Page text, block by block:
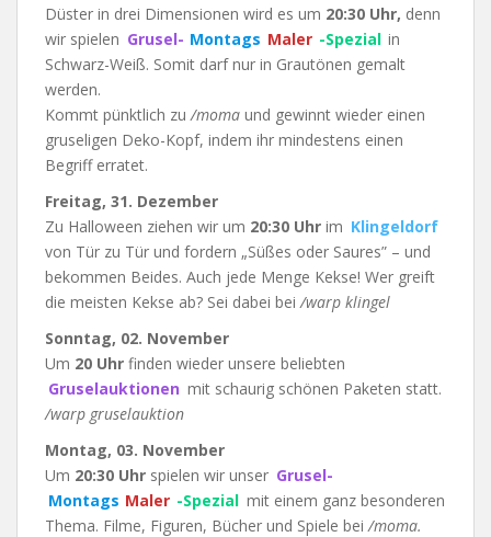
Düster in drei Dimensionen wird es um 20:30 Uhr, denn
wir spielen Grusel- Montags Maler -Spezial in
Schwarz-Weiß. Somit darf nur in Grautönen gemalt
werden.
Kommt pünktlich zu /moma und gewinnt wieder einen
gruseligen Deko-Kopf, indem ihr mindestens einen
Begriff erratet.
Freitag, 31. Dezember
Zu Halloween ziehen wir um 20:30 Uhr im Klingeldorf
von Tür zu Tür und fordern „Süßes oder Saures” – und
bekommen Beides. Auch jede Menge Kekse! Wer greift
die meisten Kekse ab? Sei dabei bei /warp klingel
Sonntag, 02. November
Um 20 Uhr finden wieder unsere beliebten
Gruselauktionen mit schaurig schönen Paketen statt.
/warp gruselauktion
Montag, 03. November
Um 20:30 Uhr spielen wir unser Grusel-
Montags Maler -Spezial mit einem ganz besonderen
Thema. Filme, Figuren, Bücher und Spiele bei /moma.